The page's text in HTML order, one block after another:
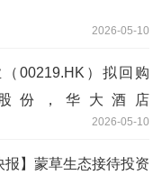
2026-05-10
00219.HK）拟回购
股份，华大酒店
2026-05-10
】蒙草生态接待投资